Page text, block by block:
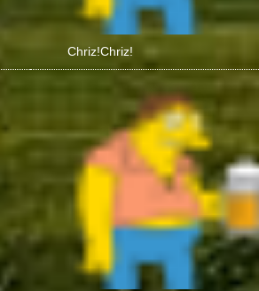
Chriz!Chriz!